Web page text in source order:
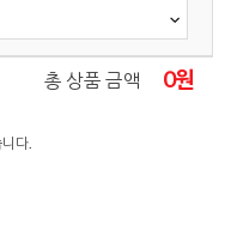
총 상품 금액 0원
다.